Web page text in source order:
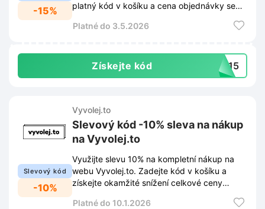
-15%
platný kód v košíku a cena objednávky se
Platné do 3.5.2026
Získejte kód MA15
Slevový kód
-10%
Vyvolej.to
Slevový kód -10% sleva na nákup
na Vyvolej.to
Využijte slevu 10% na kompletní nákup na
webu Vyvolej.to. Zadejte kód v košíku a
získejte okamžité snížení celkové ceny
Platné do 10.1.2026